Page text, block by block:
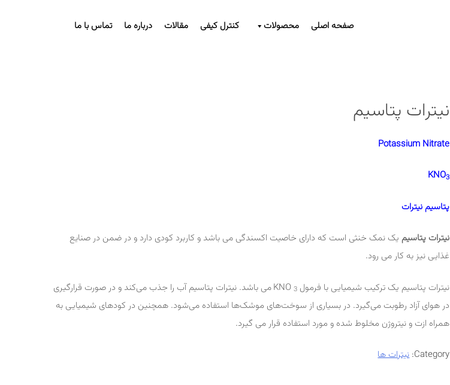
صفحه اصلی محصولات کنترل کیفی مقالات درباره ما تماس با ما
نیترات پتاسیم
Potassium Nitrate
KNO3
پتاسیم نیترات
نیترات پتاسیمیک نمک خنثی است که دارای خاصیت اکسندگی می باشد و کاربرد کودی دارد و در ضمن در صنایع
غذایی نیز به کار می رود.
نیترات پتاسیم یک ترکیب شیمیایی با فرمول KNO 3
می باشد. نیترات پتاسیم آب را جذب می‌کند و در صورت قرارگیری
در هوای آزاد رطوبت می‌گیرد. در بسیاری از سوخت‌های موشک‌ها استفاده می‌شود. همچنین در کودهای شیمیایی به
همراه ازت و نیتروژن مخلوط شده و مورد استفاده قرار می گیرد.
Category: نیترات ها